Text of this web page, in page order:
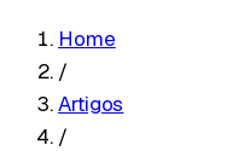
Home
/
Artigos
/